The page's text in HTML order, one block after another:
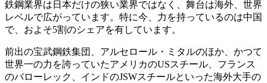
鉄鋼業界は日本だけの狭い業界ではなく、舞台は海外、世界
レベルで広がっています。特に今、力を持っているのは中国
で、およそ5割のシェアを有しています。
前出の宝武鋼鉄集団、アルセロール・ミタルのほか、かつて
世界一の力を誇っていたアメリカのUSスチール、フランス
のバローレック、インドのJSWスチールといった海外大手の